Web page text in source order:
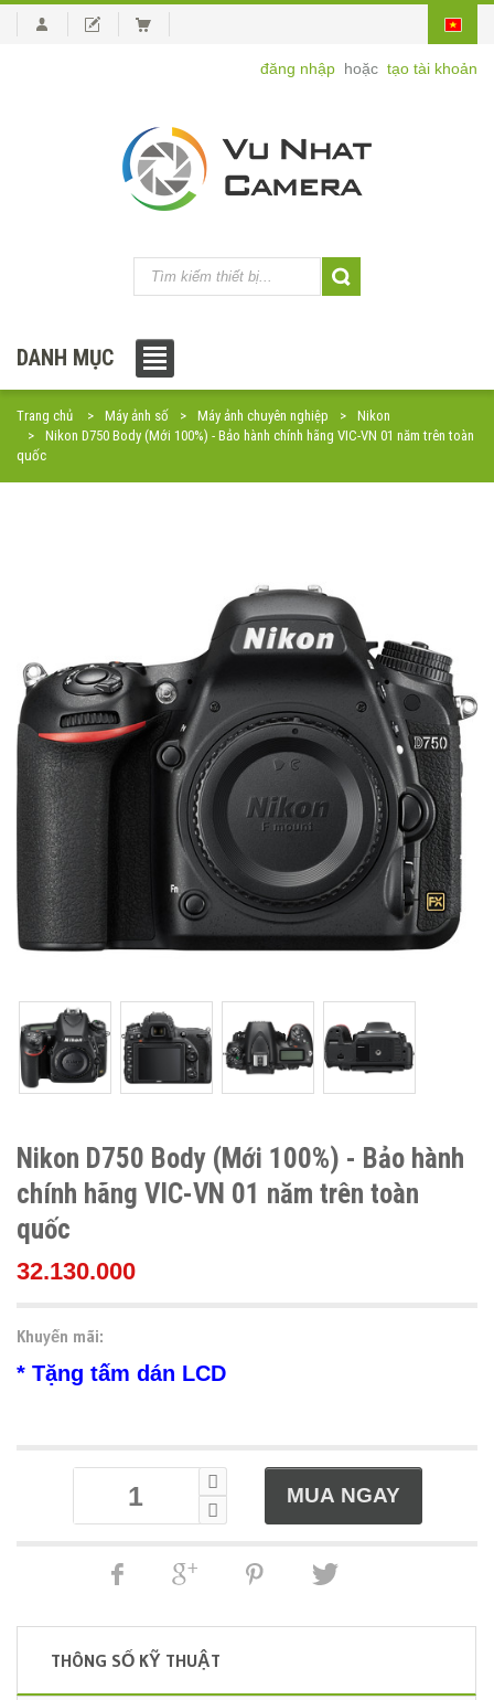
đăng nhập hoặc tạo tài khoản
DANH MỤC
Trang chủ Máy ảnh số Máy ảnh chuyên nghiệp
Nikon
Nikon D750 Body (Mới 100%) - Bảo hành chính hãng VIC-VN 01 năm trên toàn
quốc
Nikon D750 Body (Mới 100%) - Bảo hành
chính hãng VIC-VN 01 năm trên toàn
quốc
32.130.000
Khuyến mãi:
* Tặng tấm dán LCD
THÔNG SỐ KỸ THUẬT